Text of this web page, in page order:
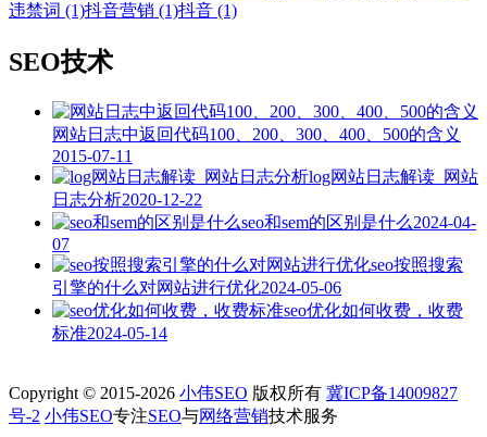
违禁词 (1)抖音营销 (1)抖音 (1)
SEO技术
网站日志中返回代码100、200、300、400、500的含义
2015-07-11
log网站日志解读_网站
日志分析2020-12-22
seo和sem的区别是什么2024-04-
07
seo按照搜索
引擎的什么对网站进行优化2024-05-06
seo优化如何收费，收费
标准2024-05-14
Copyright © 2015-2026 小伟SEO 版权所有 冀ICP备14009827
号-2 小伟SEO专注SEO与网络营销技术服务